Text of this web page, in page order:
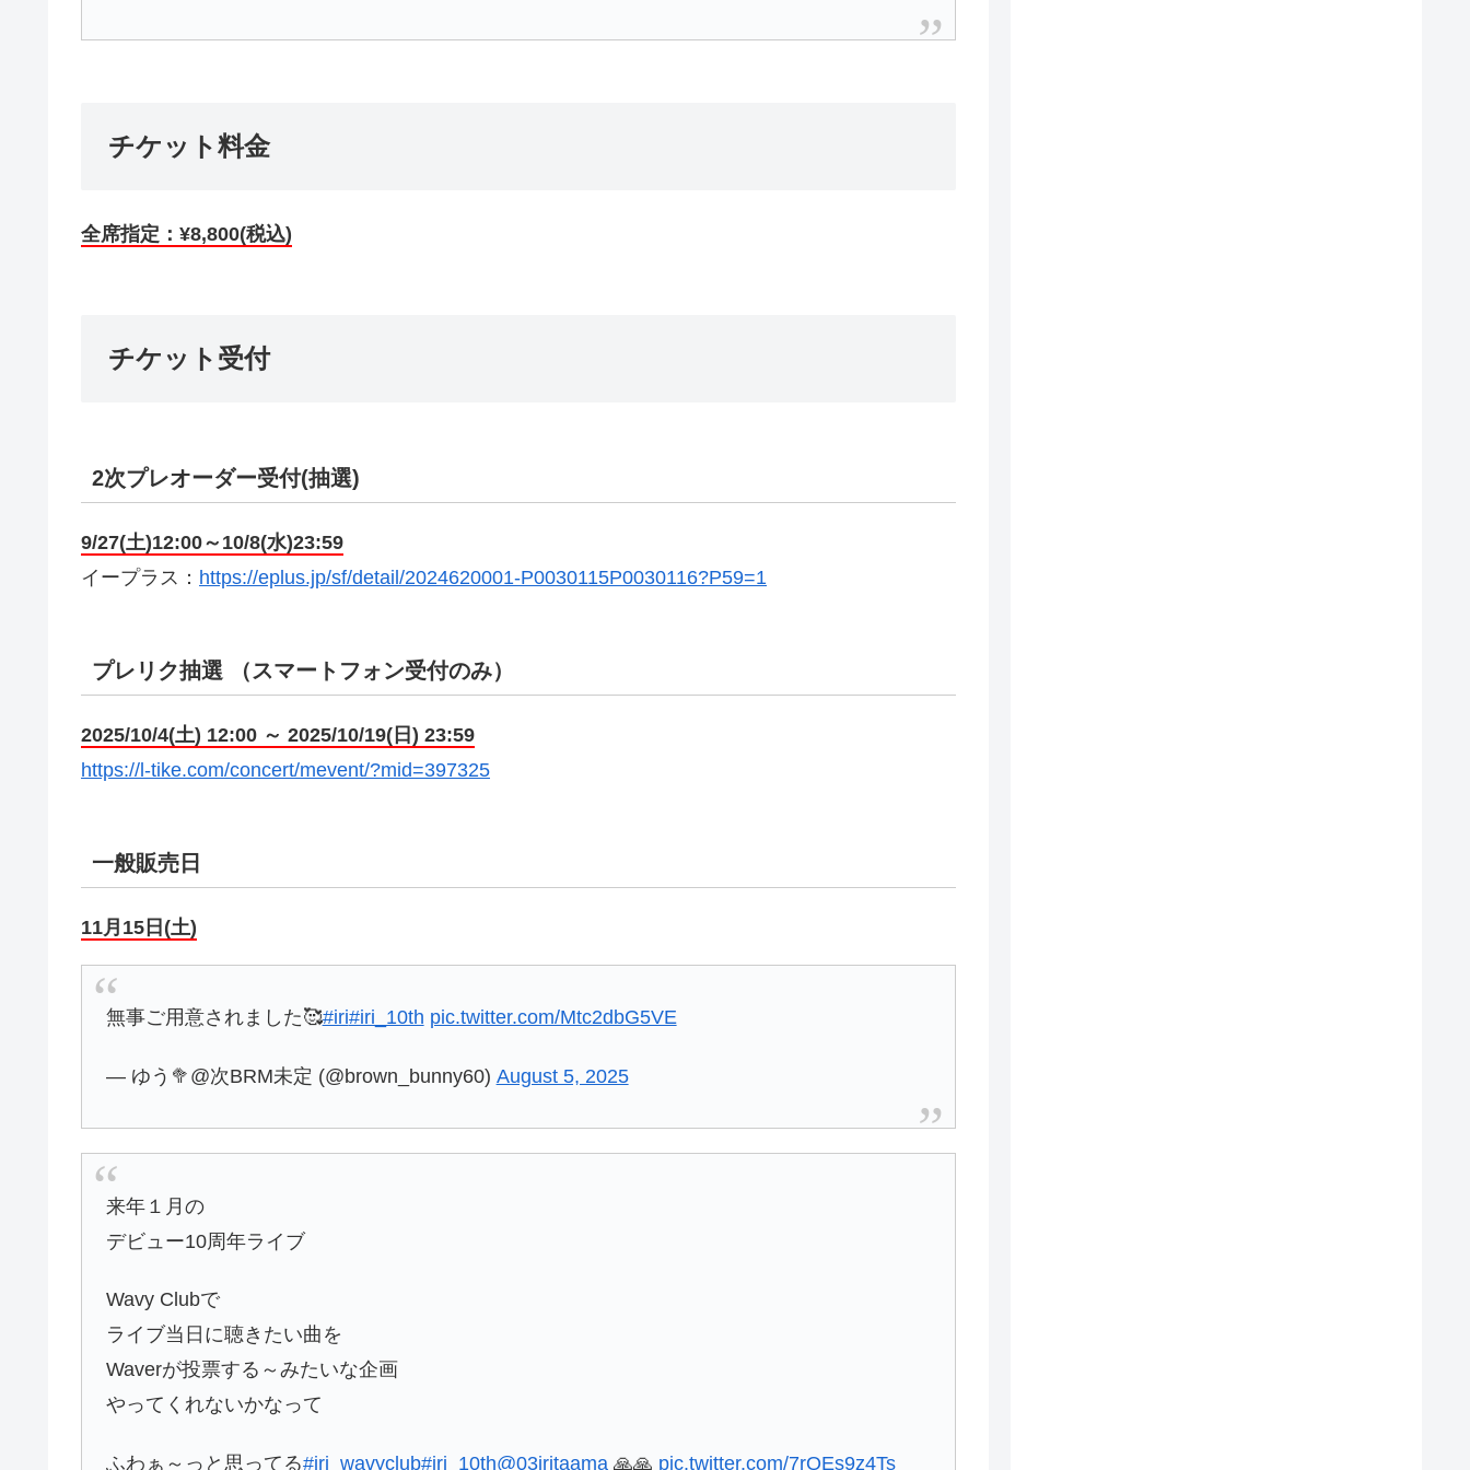
チケット料金
全席指定：¥8,800(税込)
チケット受付
2次プレオーダー受付(抽選)
9/27(土)12:00～10/8(水)23:59
イープラス： https://eplus.jp/sf/detail/2024620001-P0030115P0030116?P59=1
プレリク抽選 （スマートフォン受付のみ）
2025/10/4(土) 12:00 ～ 2025/10/19(日) 23:59
https://l-tike.com/concert/mevent/?mid=397325
一般販売日
11⽉15⽇(⼟)
無事ご用意されました🥰#iri#iri_10th pic.twitter.com/Mtc2dbG5VE
— ゆう🥦@次BRM未定 (@brown_bunny60) August 5, 2025
来年１月の
デビュー10周年ライブ
Wavy Clubで
ライブ当日に聴きたい曲を
Waverが投票する～みたいな企画
やってくれないかなって
ふわぁ～っと思ってる#iri_wavyclub#iri_10th@03iritaama🙏🙏 pic.twitter.com/7rQEs9z4Ts